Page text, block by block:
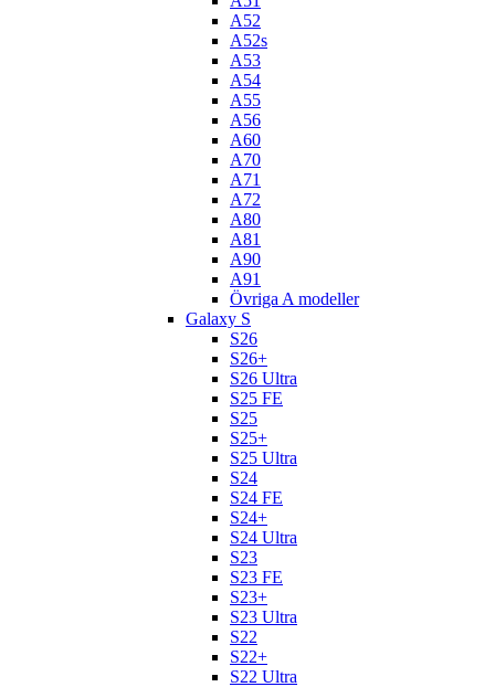
A52
A52s
A53
A54
A55
A56
A60
A70
A71
A72
A80
A81
A90
A91
Övriga A modeller
Galaxy S
S26
S26+
S26 Ultra
S25 FE
S25
S25+
S25 Ultra
S24
S24 FE
S24+
S24 Ultra
S23
S23 FE
S23+
S23 Ultra
S22
S22+
S22 Ultra